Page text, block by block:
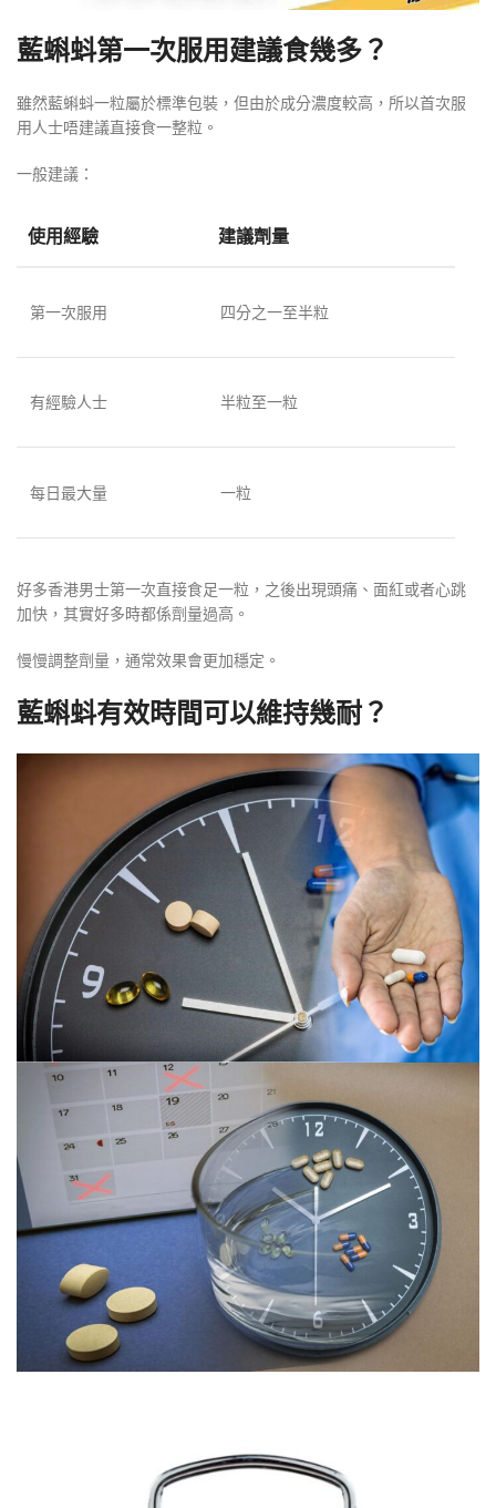
藍蝌蚪第一次服用建議食幾多？
雖然藍蝌蚪一粒屬於標準包裝，但由於成分濃度較高，所以首次服
用人士唔建議直接食一整粒。
一般建議：
使用經驗 建議劑量
第一次服用 四分之一至半粒
有經驗人士 半粒至一粒
每日最大量 一粒
好多香港男士第一次直接食足一粒，之後出現頭痛、面紅或者心跳
加快，其實好多時都係劑量過高。
慢慢調整劑量，通常效果會更加穩定。
藍蝌蚪有效時間可以維持幾耐？